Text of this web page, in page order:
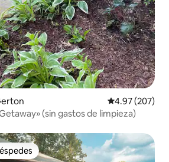
Calificación
4.97 (207)
(sin gastos de limpieza)
entre huéspedes